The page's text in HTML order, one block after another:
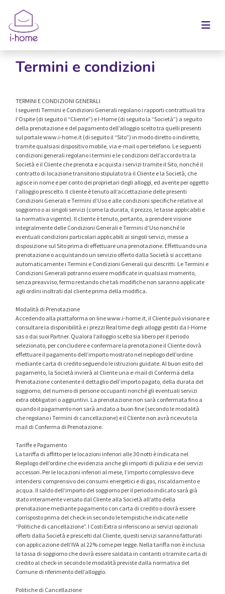
Termini e condizioni
TERMINI E CONDIZIONI GENERALI
I seguenti Termini e Condizioni Generali regolano i rapporti contrattuali tra
l’Ospite (di seguito il “Cliente”) e I-Home (di seguito la “Società”) a seguito
della prenotazione e del pagamento dell’alloggio scelto tra quelli presenti
sul portale www.i-home.it (di seguito il “Sito”) in modo diretto o indiretto,
tramite qualsiasi dispositivo mobile, via e-mail o per telefono. Le seguenti
condizioni generali regolano i termini e le condizioni dell’accordo tra la
Società e il Cliente che prenota e acquista i servizi tramite il Sito, nonché il
contratto di locazione transitorio stipulato tra il Cliente e la Società, che
agisce in nome e per conto dei proprietari degli alloggi, ed avente per oggetto
l'alloggio prescelto. Il cliente è tenuto all’accettazione delle presenti
Condizioni Generali e Termini d’Uso e alle condizioni specifiche relative al
soggiorno o ai singoli servizi (come la durata, il prezzo, le tasse applicabili e
la normativa vigente). Il cliente è tenuto, pertanto, a prendere visione
integralmente delle Condizioni Generali e Termini d’Uso nonché le
eventuali condizioni particolari applicabili ai singoli servizi, messe a
disposizione sul Sito prima di effettuare una prenotazione. Effettuando una
prenotazione o acquistando un servizio offerto dalla Società si accettano
automaticamente i Termini e Condizioni Generali qui descritti. Le Termini e
Condizioni Generali potranno essere modificate in qualsiasi momento,
senza preavviso, fermo restando che tali modifiche non saranno applicate
agli ordini inoltrati dal cliente prima della modifica.
Modalità di Prenotazione
Accedendo alla piattaforma on line www.i-home.it, il Cliente può visionare e
consultare la disponibilità e i prezzi Real time degli alloggi gestiti da I-Home
sas o dai suoi Partner. Qualora l’alloggio scelto sia libero per il periodo
selezionato, per concludere e confermare la prenotazione il Cliente dovrà
effettuare il pagamento dell’importo mostrato nel riepilogo dell’ordine
mediante carta di credito seguendo le istruzioni guidate. Al buon esito del
pagamento, la Società invierà al Cliente una e-mail di Conferma della
Prenotazione contenente il dettaglio dell’importo pagato, della durata del
soggiorno, del numero di persone occupanti nonché gli eventuali servizi
extra obbligatori o aggiuntivi. La prenotazione non sarà confermata fino a
quando il pagamento non sarà andato a buon fine (secondo le modalità
che regolano i Termini di cancellazione) e il Cliente non avrà ricevuto la
mail di Conferma di Prenotazione.
Tariffe e Pagamento
La tariffa di affitto per le locazioni inferiori alle 30 notti è indicata nel
Riepilogo dell’ordine che evidenzia anche gli importi di pulizia e dei servizi
accessori. Per le locazioni inferiori al mese, l’importo complessivo deve
intendersi comprensivo dei consumi energetici e di gas, riscaldamento e
acqua. Il saldo dell’importo del soggiorno per il periodo indicato sarà già
stato interamente versato dal Cliente alla Società all’atto della
prenotazione mediante pagamento con carta di credito o dovrà essere
corrisposto prima del check-in secondo le tempistiche indicate nelle
“Politiche di cancellazione”. I Costi Extra si riferiscono ai servizi opzionali
offerti dalla Società e prescelti dal Cliente, questi servizi saranno fatturati
con applicazione dell’IVA al 22% come per legge. Nella tariffa non è inclusa
la tassa di soggiorno che dovrà essere saldata in contanti o tramite carta di
credito al check-in secondo le modalità previste dalla normativa del
Comune di riferimento dell’alloggio.
Politiche di Cancellazione